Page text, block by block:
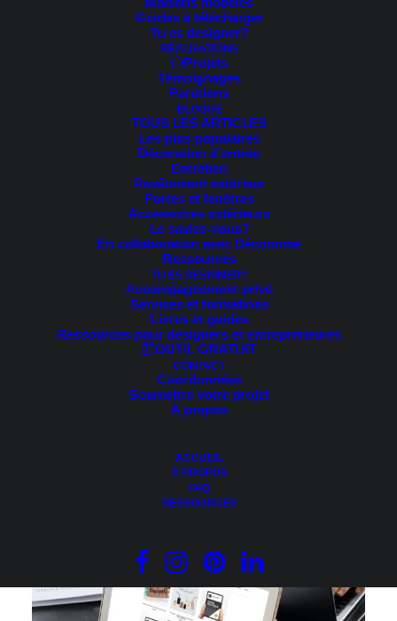
Guides à télécharger
Tu es designer?
RÉALISATIONS
Projets
Témoignages
Parutions
BLOGUE
TOUS LES ARTICLES
Les plus populaires
Décoration d’entrée
Entretien
Revêtement extérieur
Portes et fenêtres
Accessoires extérieurs
Le saviez-vous?
En collaboration avec Déconome
Ressources
TU ES DESIGNER?
Accompagnement privé
Services et formations
Livres et guides
Ressources pour designers et entrepreneures
OUTIL GRATUIT
CONTACT
Coordonnées
Soumettre votre projet
À propos
ACCUEIL
À PROPOS
FAQ
RESSOURCES
2 résultats affichésTrié
35.00$